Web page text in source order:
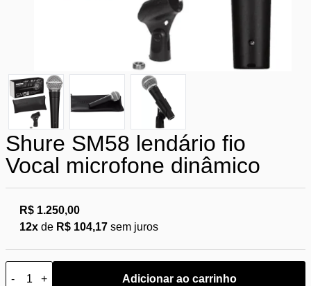
Shure SM58 lendário fio
Vocal microfone dinâmico
R$ 1.250,00
12x de R$ 104,17 sem juros
- + Adicionar ao carrinho